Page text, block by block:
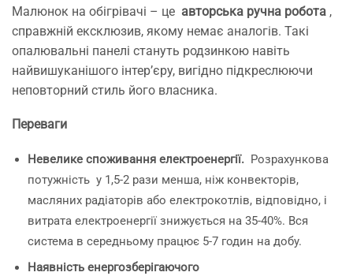
Малюнок на обігрівачі – це авторська ручна робота ,
справжній ексклюзив, якому немає аналогів. Такі
опалювальні панелі стануть родзинкою навіть
найвишуканішого інтер’єру, вигідно підкреслюючи
неповторний стиль його власника.
Переваги
Невелике споживання електроенергії. Розрахункова
потужність у 1,5-2 рази менша, ніж конвекторів,
масляних радіаторів або електрокотлів, відповідно, і
витрата електроенергії знижується на 35-40%. Вся
система в середньому працює 5-7 годин на добу.
Наявність енергозберігаючого